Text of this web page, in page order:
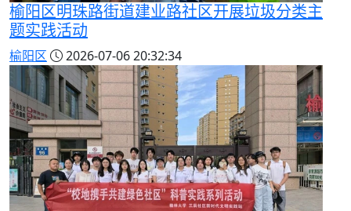
榆阳区明珠路街道建业路社区开展垃圾分类主
题实践活动
榆阳区 2026-07-06 20:32:34